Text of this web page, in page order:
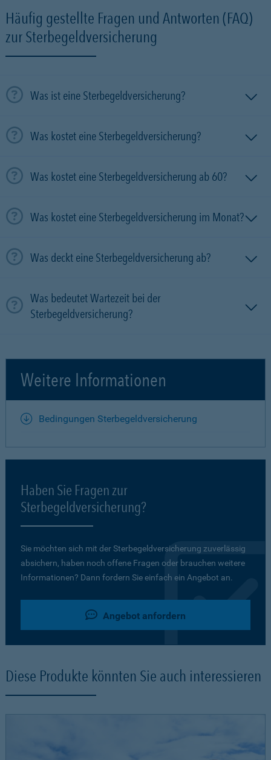
Häufig gestellte Fragen und Antworten (FAQ)
zur Sterbegeldversicherung
Was ist eine Sterbegeldversicherung?
Was kostet eine Sterbegeldversicherung?
Was kostet eine Sterbegeldversicherung ab 60?
Was kostet eine Sterbegeldversicherung im Monat?
Was deckt eine Sterbegeldversicherung ab?
Was bedeutet Wartezeit bei der
Sterbegeldversicherung?
Weitere Informationen
Bedingungen Sterbegeldversicherung
Haben Sie Fragen zur
Sterbegeldversicherung?
Sie möchten sich mit der Sterbegeldversicherung zuverlässig
absichern, haben noch offene Fragen oder brauchen weitere
Informationen? Dann fordern Sie einfach ein Angebot an.
Angebot anfordern
Diese Produkte könnten Sie auch interessieren